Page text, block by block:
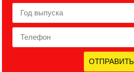
ОТПРАВИТЬ